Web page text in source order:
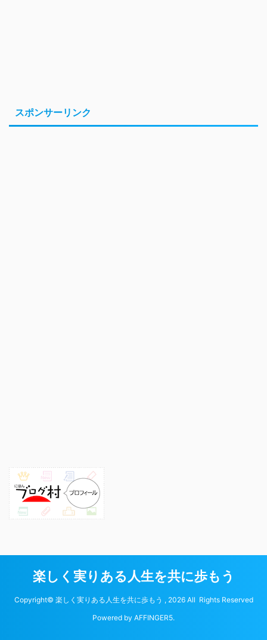
スポンサーリンク
楽しく実りある人生を共に歩もう
Copyright© 楽しく実りある人生を共に歩もう , 2026 All Rights Reserved
Powered by AFFINGER5.